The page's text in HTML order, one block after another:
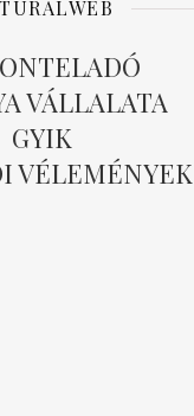
VÁLLALATA
GYIK
VÉLEMÉNYEK